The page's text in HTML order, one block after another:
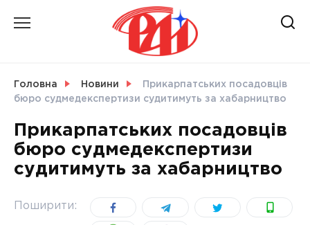
Головна Новини
Прикарпатських посадовців
бюро судмедекспертизи судитимуть за хабарництво
Прикарпатських посадовців
бюро судмедекспертизи
судитимуть за хабарництво
Поширити: